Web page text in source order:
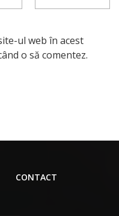
ul web în acest
o să comentez.
CONTACT